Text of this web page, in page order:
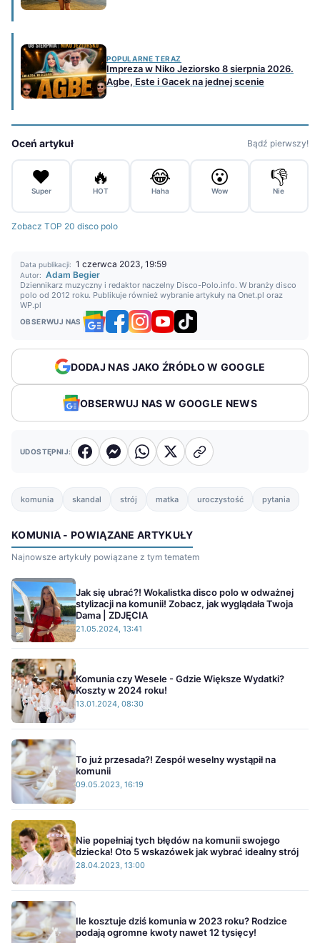
POPULARNE TERAZ
Impreza w Niko Jeziorsko 8 sierpnia 2026.
Agbe, Este i Gacek na jednej scenie
Oceń artykuł Bądź pierwszy!
❤️
Super
🔥
HOT
😂
Haha
😮
Wow
👎
Nie
Zobacz TOP 20 disco polo
Data publikacji: 1 czerwca 2023, 19:59
Autor: Adam Begier
Dziennikarz muzyczny i redaktor naczelny Disco-Polo.info. W branży disco
polo od 2012 roku. Publikuje również wybranie artykuły na Onet.pl oraz
WP.pl
OBSERWUJ NAS
DODAJ NAS JAKO ŹRÓDŁO W GOOGLE
OBSERWUJ NAS W GOOGLE NEWS
UDOSTĘPNIJ:
komunia skandal strój matka uroczystość pytania
KOMUNIA - POWIĄZANE ARTYKUŁY
Najnowsze artykuły powiązane z tym tematem
Jak się ubrać?! Wokalistka disco polo w odważnej
stylizacji na komunii! Zobacz, jak wyglądała Twoja
Dama | ZDJĘCIA
21.05.2024, 13:41
Komunia czy Wesele - Gdzie Większe Wydatki?
Koszty w 2024 roku!
13.01.2024, 08:30
To już przesada?! Zespół weselny wystąpił na
komunii
09.05.2023, 16:19
Nie popełniaj tych błędów na komunii swojego
dziecka! Oto 5 wskazówek jak wybrać idealny strój
28.04.2023, 13:00
Ile kosztuje dziś komunia w 2023 roku? Rodzice
podają ogromne kwoty nawet 12 tysięcy!